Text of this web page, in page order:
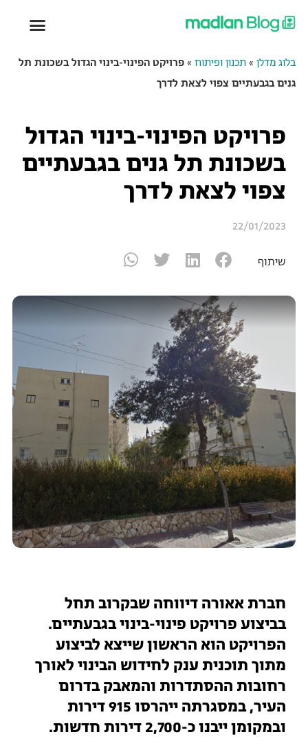
בלוג מדלן » תכנון ופיתוח » פרויקט הפינוי-בינוי הגדול בשכונת תל
גנים בגבעתיים צפוי לצאת לדרך
פרויקט הפינוי-בינוי הגדול
בשכונת תל גנים בגבעתיים
צפוי לצאת לדרך
שיתוף
22/01/2023
חברת אאורה דיווחה שבקרוב תחל
בביצוע פרויקט פינוי-בינוי בגבעתיים.
הפרויקט הוא הראשון שייצא לביצוע
מתוך תוכנית ענק לחידוש הבינוי לאורך
רחובות ההסתדרות והמאבק בדרום
העיר, במסגרתה ייהרסו 915 דירות
ובמקומן ייבנו כ-2,700 דירות חדשות.